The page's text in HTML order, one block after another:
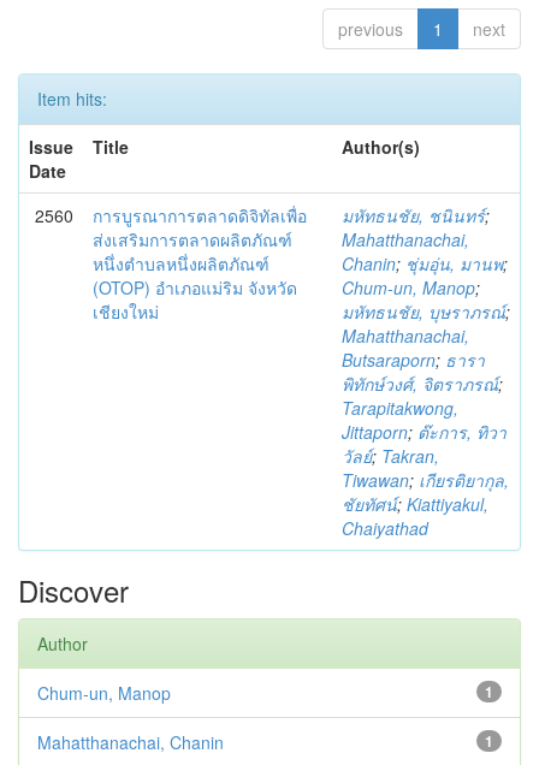
previous 1 next
Item hits:
Issue
Date
Title Author(s)
2560
การบูรณาการตลาดดิจิทัลเพื่อ
ส่งเสริมการตลาดผลิตภัณฑ์
หนึ่งตำบลหนึ่งผลิตภัณฑ์
(OTOP) อำเภอแม่ริม จังหวัด
เชียงใหม่
มหัทธนชัย, ชนินทร์;
Mahatthanachai,
Chanin; ชุ่มอุ่น, มานพ;
Chum-un, Manop;
มหัทธนชัย, บุษราภรณ์;
Mahatthanachai,
Butsaraporn; ธารา
พิทักษ์วงศ์, จิตราภรณ์;
Tarapitakwong,
Jittaporn; ต๊ะการ, ทิวา
วัลย์; Takran,
Tiwawan; เกียรติยากุล,
ชัยทัศน์; Kiattiyakul,
Chaiyathad
Discover
Author
1
Chum-un, Manop
1
Mahatthanachai, Chanin